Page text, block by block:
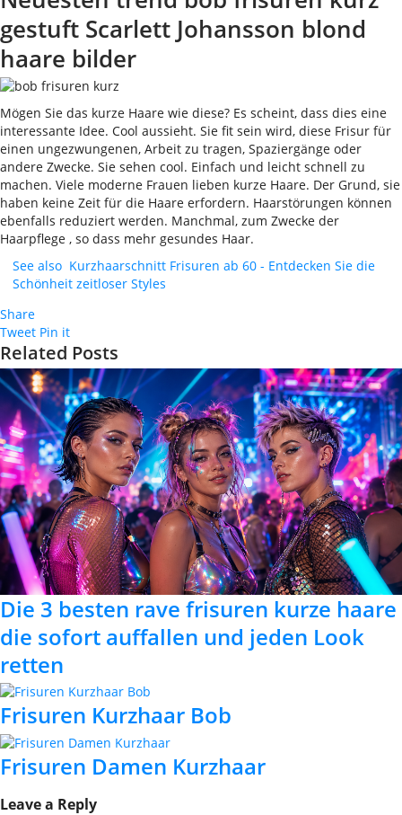
gestuft Scarlett Johansson blond
haare bilder
Mögen Sie das kurze Haare wie diese? Es scheint, dass dies eine
interessante Idee. Cool aussieht. Sie fit sein wird, diese Frisur für
einen ungezwungenen, Arbeit zu tragen, Spaziergänge oder
andere Zwecke. Sie sehen cool. Einfach und leicht schnell zu
machen. Viele moderne Frauen lieben kurze Haare. Der Grund, sie
haben keine Zeit für die Haare erfordern. Haarstörungen können
ebenfalls reduziert werden. Manchmal, zum Zwecke der
Haarpflege , so dass mehr gesundes Haar.
See also Kurzhaarschnitt Frisuren ab 60 - Entdecken Sie die
Schönheit zeitloser Styles
Share
Tweet Pin it
Related Posts
Die 3 besten rave frisuren kurze haare
die sofort auffallen und jeden Look
retten
Frisuren Kurzhaar Bob
Frisuren Damen Kurzhaar
Leave a Reply